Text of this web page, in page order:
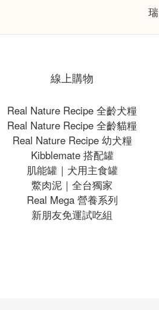
線上購物
Real Nature Recipe 全齡犬糧
Real Nature Recipe 全齡貓糧
Real Nature Recipe 幼犬糧
Kibblemate 搭配罐
肌能罐｜犬用主食罐
鱉肉泥｜全台獨家
Real Mega 營養系列
新朋友免運試吃組